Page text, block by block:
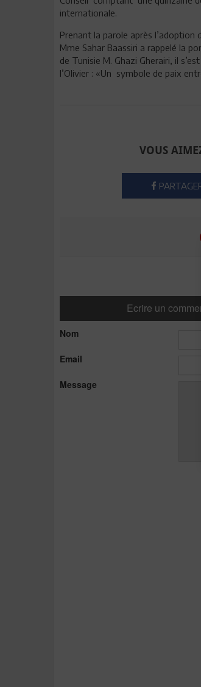
internationale.
Prenant la parole après l’adoption
Mme Sahar Baassiri a rappelé la
de Tunisie M. Ghazi Gherairi, il
l’Olivier : «Un symbole de paix
VOUS
Ecrire un
Nom
Email
Message